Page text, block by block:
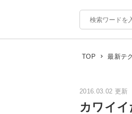
TOP 最新テ
2016.03.02 更新
カワイ